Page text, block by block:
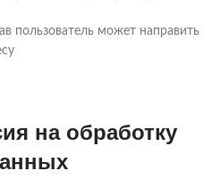
пользователь может направить
на обработку